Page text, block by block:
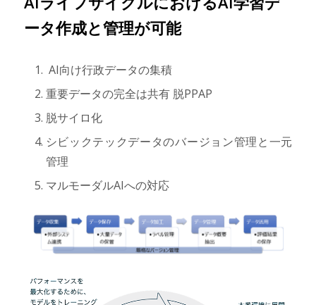
ータ作成と管理が可能
AI向け行政データの集積
重要データの完全は共有 脱PPAP
脱サイロ化
シビックテックデータのバージョン管理と一元
管理
マルモーダルAIへの対応